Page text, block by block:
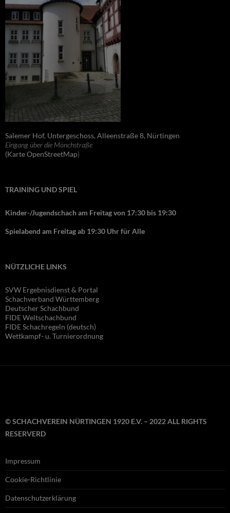
Salemer Hof, Untergeschoss, Alleenstraße 8, Nürtingen
Eingang über die Mönchstraße
(Karte OpenStreetMap)
TRAINING UND SPIEL
Kinder-/Jugendschach am Freitag von 17:30 bis 19:30
Spielabend am Freitag ab 19:30 Uhr für Alle
NÜTZLICHE LINKS
SVW Ergebnisdienst & Portal
Schachverband Württemberg
Deutscher Schachbund
FIDE Weltschachbund
FIDE Schachregeln (deutsch)
Wettkampf- u. Turnierordnung
© SCHACHVEREIN NÜRTINGEN 1920 E.V. – 2022 ALL RIGHTS
RESERVERD
Impressum
Cookie-Richtlinie
Datenschutzerklärung